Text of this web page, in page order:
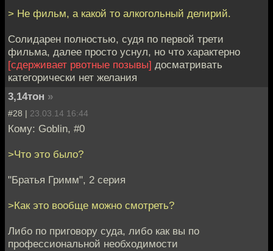
> Не фильм, а какой то алкогольный делирий.
Солидарен полностью, судя по первой трети
фильма, далее просто уснул, но что характерно
[сдерживает рвотные позывы] досматривать
категорически нет желания
3,14тон »
#28 | 23.03.14 16:44
Кому: Goblin, #0
>Что это было?
"Братья Гримм", 2 серия
>Как это вообще можно смотреть?
Либо по приговору суда, либо как вы по
профессиональной необходимости